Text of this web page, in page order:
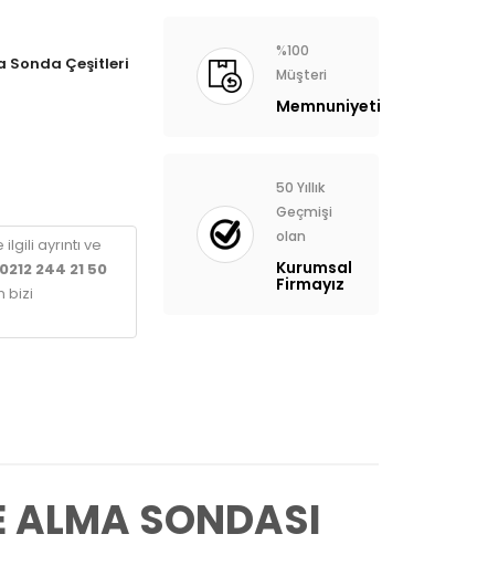
Sonda Çeşitleri
ayrıntı ve
0212 244 21 50
bizi
%100
Müşteri
Memnuniyeti
50 Yıllık
Geçmişi
olan
Kurumsal
Firmayız
ALMA SONDASI